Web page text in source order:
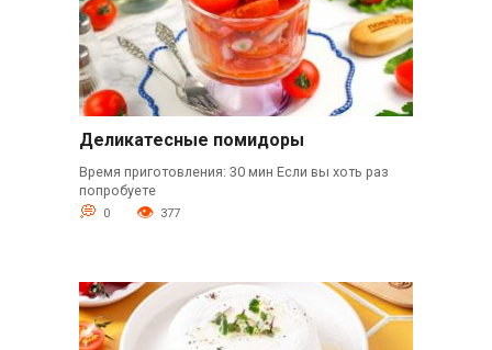
Деликатесные помидоры
Время приготовления: 30 мин Если вы хоть раз
попробуете
0 377